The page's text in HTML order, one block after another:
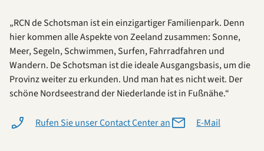
„RCN de Schotsman ist ein einzigartiger Familienpark. Denn
hier kommen alle Aspekte von Zeeland zusammen: Sonne,
Meer, Segeln, Schwimmen, Surfen, Fahrradfahren und
Wandern. De Schotsman ist die ideale Ausgangsbasis, um die
Provinz weiter zu erkunden. Und man hat es nicht weit. Der
schöne Nordseestrand der Niederlande ist in Fußnähe.“
Rufen Sie unser Contact Center an E-Mail